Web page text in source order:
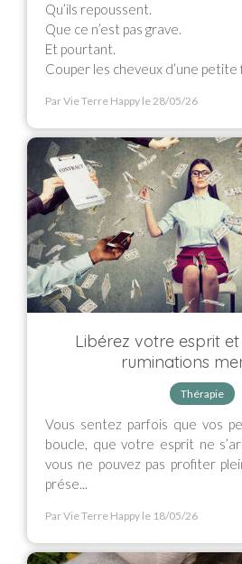
Qu’ils repoussent.
Que ce n’est pas grave.
Et pourtant.
Couper les cheveux d’une petite
Par Vie Terre Happy le 28/05/26
Libérez votre esprit
ruminations
Thérapie
Vous sentez parfois que vos
boucle, que votre esprit ne
vous ne pouvez pas profiter
prése...
Par Vie Terre Happy le 18/05/26